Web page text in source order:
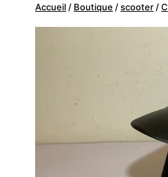
Accueil / Boutique /scooter /